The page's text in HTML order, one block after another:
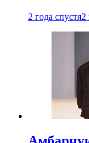
2 года спустя2